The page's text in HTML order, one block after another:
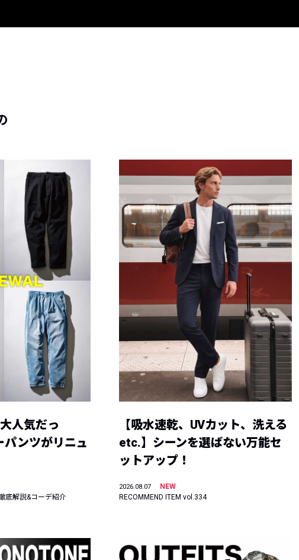
人気だっ
パンツがリニュ
底解説&コーデ紹介
【吸水速乾、UVカット、洗える
etc.】シーンを選ばない万能セ
ットアップ！
2026.08.07
NEW
RECOMMEND ITEM vol.334